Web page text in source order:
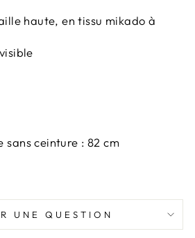
haute, en tissu mikado à
sans ceinture : 82 cm
UNE QUESTION